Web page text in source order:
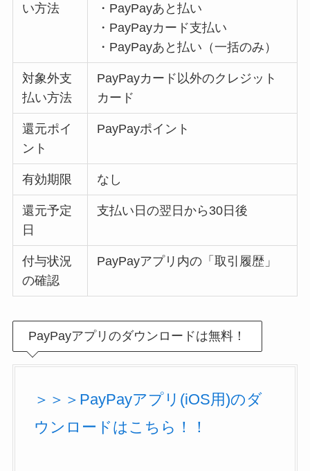
い方法
・PayPayあと払い
・PayPayカード支払い
・PayPayあと払い（一括のみ）
対象外支
払い方法
PayPayカード以外のクレジット
カード
還元ポイ
ント
PayPayポイント
有効期限 なし
還元予定
日
支払い日の翌日から30日後
付与状況
の確認
PayPayアプリ内の「取引履歴」
PayPayアプリのダウンロードは無料！
＞＞＞PayPayアプリ(iOS用)のダ
ウンロードはこちら！！